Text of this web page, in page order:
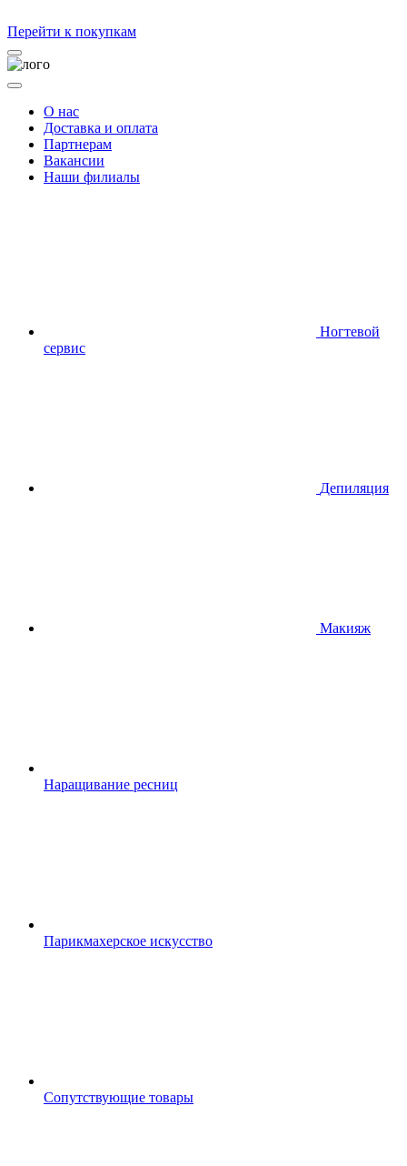
Перейти к покупкам
О нас
Доставка и оплата
Партнерам
Вакансии
Наши филиалы
Ногтевой
сервис
Депиляция
Макияж
Наращивание ресниц
Парикмахерское искусство
Сопутствующие товары